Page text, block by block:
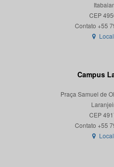
CEP
Campus
Praça Samuel de
CEP